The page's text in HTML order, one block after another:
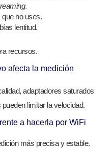
.
no uses.
lentitud.
recursos.
afecta la medición
adaptadores saturados
limitar la velocidad.
a hacerla por WiFi
más precisa y estable.